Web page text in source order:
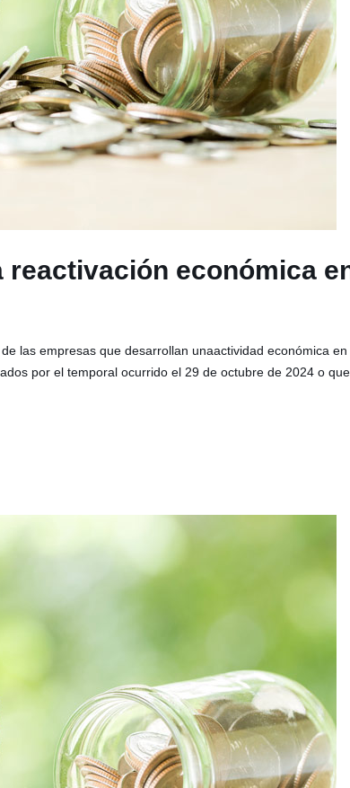
económica
las empresas que desarrollan unaactividad económica
por el temporal ocurrido el 29 de octubre de 2024 o